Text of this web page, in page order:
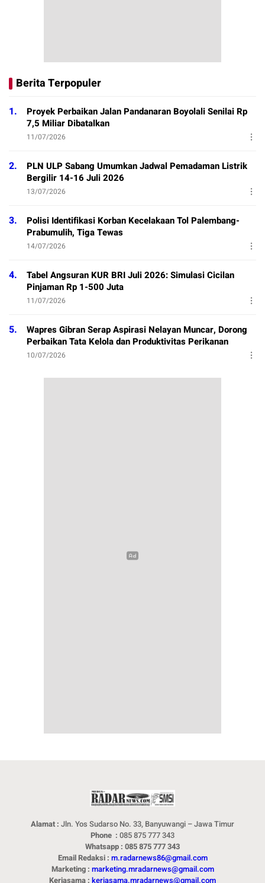
Berita Terpopuler
1.
Proyek Perbaikan Jalan Pandanaran Boyolali Senilai Rp
7,5 Miliar Dibatalkan
11/07/2026
2.
PLN ULP Sabang Umumkan Jadwal Pemadaman Listrik
Bergilir 14-16 Juli 2026
13/07/2026
3.
Polisi Identifikasi Korban Kecelakaan Tol Palembang-
Prabumulih, Tiga Tewas
14/07/2026
4.
Tabel Angsuran KUR BRI Juli 2026: Simulasi Cicilan
Pinjaman Rp 1-500 Juta
11/07/2026
5.
Wapres Gibran Serap Aspirasi Nelayan Muncar, Dorong
Perbaikan Tata Kelola dan Produktivitas Perikanan
10/07/2026
Alamat : Jln. Yos Sudarso No. 33, Banyuwangi – Jawa Timur
Phone : 085 875 777 343
Whatsapp : 085 875 777 343
Email Redaksi : m.radarnews86@gmail.com
Marketing : marketing.mradarnews@gmail.com
Kerjasama : kerjasama.mradarnews@gmail.com